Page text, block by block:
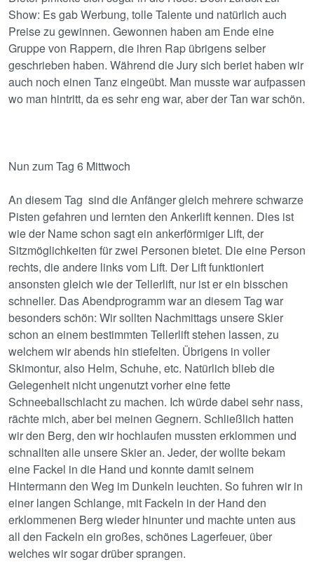
Show: Es gab Werbung, tolle Talente und natürlich auch
Preise zu gewinnen. Gewonnen haben am Ende eine
Gruppe von Rappern, die ihren Rap übrigens selber
geschrieben haben. Während die Jury sich beriet haben wir
auch noch einen Tanz eingeübt. Man musste war aufpassen
wo man hintritt, da es sehr eng war, aber der Tan war schön.
Nun zum Tag 6 Mittwoch
An diesem Tag sind die Anfänger gleich mehrere schwarze
Pisten gefahren und lernten den Ankerlift kennen. Dies ist
wie der Name schon sagt ein ankerförmiger Lift, der
Sitzmöglichkeiten für zwei Personen bietet. Die eine Person
rechts, die andere links vom Lift. Der Lift funktioniert
ansonsten gleich wie der Tellerlift, nur ist er ein bisschen
schneller. Das Abendprogramm war an diesem Tag war
besonders schön: Wir sollten Nachmittags unsere Skier
schon an einem bestimmten Tellerlift stehen lassen, zu
welchem wir abends hin stiefelten. Übrigens in voller
Skimontur, also Helm, Schuhe, etc. Natürlich blieb die
Gelegenheit nicht ungenutzt vorher eine fette
Schneeballschlacht zu machen. Ich würde dabei sehr nass,
rächte mich, aber bei meinen Gegnern. Schließlich hatten
wir den Berg, den wir hochlaufen mussten erklommen und
schnallten alle unsere Skier an. Jeder, der wollte bekam
eine Fackel in die Hand und konnte damit seinem
Hintermann den Weg im Dunkeln leuchten. So fuhren wir in
einer langen Schlange, mit Fackeln in der Hand den
erklommenen Berg wieder hinunter und machte unten aus
all den Fackeln ein großes, schönes Lagerfeuer, über
welches wir sogar drüber sprangen.